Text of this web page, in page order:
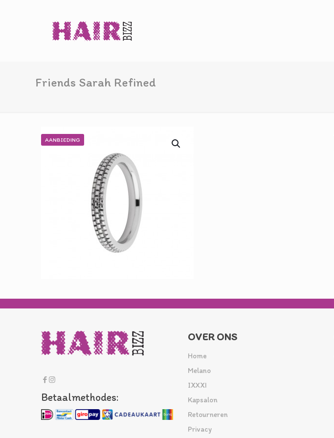
Friends Sarah Refined
AANBIEDING
Betaalmethodes:
OVER ONS
Home
Melano
IXXXI
Kapsalon
Retourneren
Privacy